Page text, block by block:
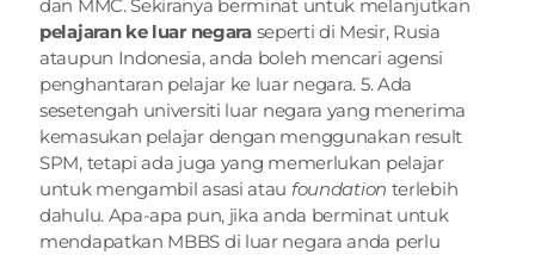
pelajaran ke luar negara seperti di Mesir, Rusia
ataupun Indonesia, anda boleh mencari agensi
penghantaran pelajar ke luar negara. 5. Ada
sesetengah universiti luar negara yang menerima
kemasukan pelajar dengan menggunakan result
SPM, tetapi ada juga yang memerlukan pelajar
untuk mengambil asasi atau foundation terlebih
dahulu. Apa-apa pun, jika anda berminat untuk
mendapatkan MBBS di luar negara anda perlu